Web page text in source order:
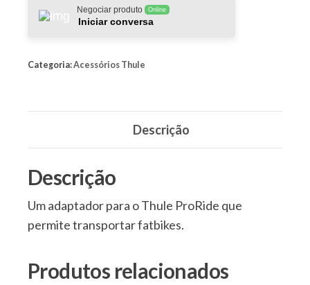
Fatbike
Negociar produto Online
Iniciar conversa
Categoria:Acessórios Thule
Descrição
Descrição
Um adaptador para o Thule ProRide que
permite transportar fatbikes.
Produtos relacionados